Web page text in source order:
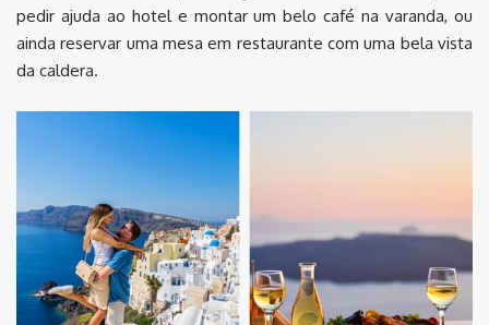
pedir ajuda ao hotel e montar um belo café na varanda, ou
ainda reservar uma mesa em restaurante com uma bela vista
da caldera.